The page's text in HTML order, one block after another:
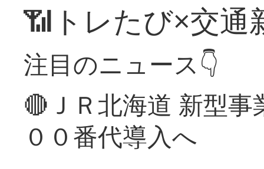
📶トレたび×交通
注目のニュース👇
🔴ＪＲ北海道 新型
００番代導入へ